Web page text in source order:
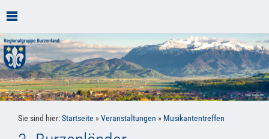
Sie sind hier:Startseite »Veranstaltungen » Musikantentreffen